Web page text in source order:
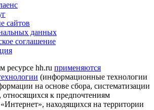
сайтов
данных
соглашение
ресурсе hh.ru применяются
(информационные технологии
на основе сбора, систематизации
относящихся к предпочтениям
«Интернет», находящихся на территории